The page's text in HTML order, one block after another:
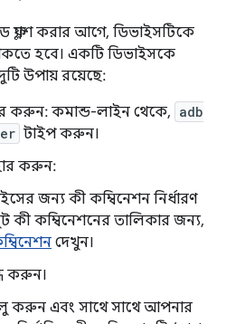
ফ্ল্যাশ করার আগে, ডিভাইসটিকে
হবে। একটি ডিভাইসকে
উপায় রয়েছে:
করুন: কমান্ড-লাইন থেকে, adb
টাইপ করুন।
করুন:
জন্য কী কম্বিনেশন নির্ধারণ
কী কম্বিনেশনের তালিকার জন্য,
দেখুন।
করুন।
করুন এবং সাথে সাথে আপনার